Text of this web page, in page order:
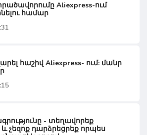
Aliexpress-ում
համար
հաշիվ Aliexpress- ում: մանր
- տեղավորեք
չեզոք դարձրեցրեք որպես